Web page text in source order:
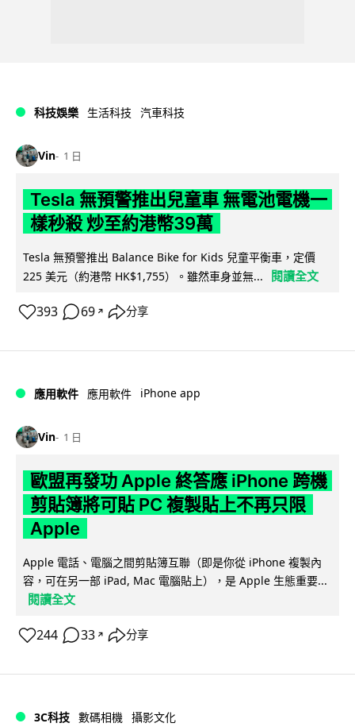
科技娛樂 生活科技 汽車科技
Vin 1 日
Tesla 無預警推出兒童車 無電池電機一
樣秒殺 炒至約港幣39萬
Tesla 無預警推出 Balance Bike for Kids 兒童平衡車，定價
225 美元（約港幣 HK$1,755）。雖然車身並無...
閱讀全文
393 69 ↗ 分享
應用軟件 應用軟件 iPhone app
Vin 1 日
歐盟再發功 Apple 終答應 iPhone 跨機
剪貼簿將可貼 PC 複製貼上不再只限
Apple
Apple 電話、電腦之間剪貼簿互聯（即是你從 iPhone 複製內
容，可在另一部 iPad, Mac 電腦貼上），是 Apple 生態重要...
閱讀全文
244 33 ↗ 分享
3C科技 數碼相機 攝影文化